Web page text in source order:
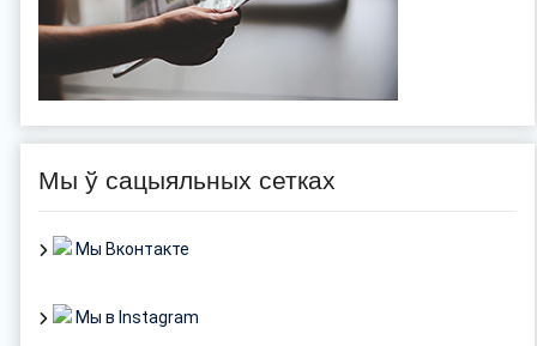
Мы ў сацыяльных сетках
Мы Вконтакте
Мы в Instagram